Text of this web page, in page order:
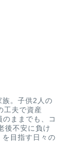
。子供2人の
工夫で資産
ままでも、コ
後不安に負け
目指す日々の